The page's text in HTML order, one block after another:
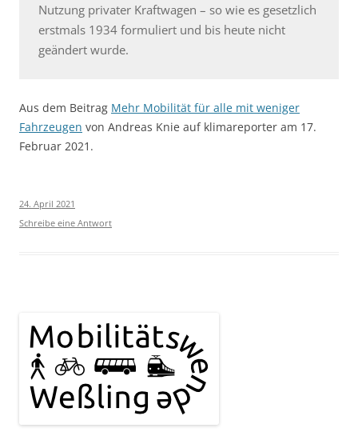
Nutzung privater Kraftwagen – so wie es gesetzlich
erstmals 1934 formuliert und bis heute nicht
geändert wurde.
Aus dem Beitrag Mehr Mobilität für alle mit weniger
Fahrzeugen von Andreas Knie auf klimareporter am 17.
Februar 2021.
24. April 2021
Schreibe eine Antwort